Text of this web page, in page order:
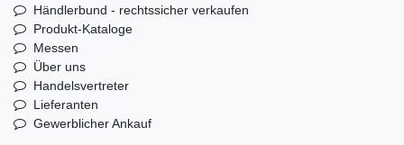
Händlerbund - rechtssicher verkaufen
Produkt-Kataloge
Messen
Über uns
Handelsvertreter
Lieferanten
Gewerblicher Ankauf